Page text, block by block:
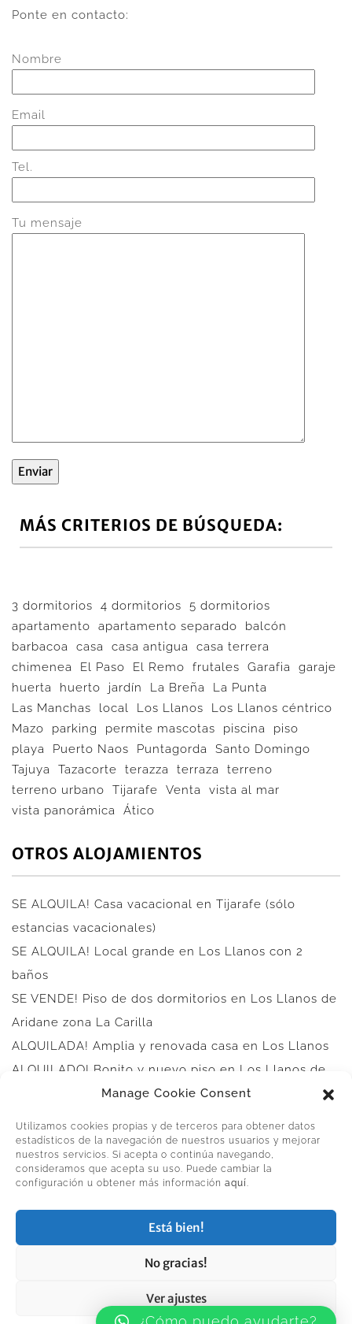
Manage Cookie Consent
Utilizamos cookies propias y de terceros para obtener datos
estadísticos de la navegación de nuestros usuarios y mejorar
nuestros servicios. Si acepta o continúa navegando,
consideramos que acepta su uso. Puede cambiar la
configuración u obtener más información aquí.
Está bien!
No gracias!
Ver ajustes
Ponte en contacto:
Nombre
Email
Tel.
Tu mensaje
MÁS CRITERIOS DE BÚSQUEDA:
3 dormitorios 4 dormitorios
5 dormitorios
apartamento
apartamento separado
balcón
barbacoa
casa casa antigua
casa terrera
chimenea
El Paso El Remo frutales Garafia
garaje
huerta
huerto jardín La Breña
La Punta
Las Manchas
local Los Llanos
Los Llanos céntrico
Mazo
parking permite mascotas piscina
piso
playa
Puerto Naos Puntagorda
Santo Domingo
Tajuya
Tazacorte terazza terraza
terreno
terreno urbano
Tijarafe Venta
vista al mar
vista panorámica
Ático
OTROS ALOJAMIENTOS
SE ALQUILA! Casa vacacional en Tijarafe (sólo
estancias vacacionales)
SE ALQUILA! Local grande en Los Llanos con 2
baños
SE VENDE! Piso de dos dormitorios en Los Llanos de
Aridane zona La Carilla
ALQUILADA! Amplia y renovada casa en Los Llanos
ALQUILADO! Bonito y nuevo piso en Los Llanos de
Cookie Policy (EU)
PALMACASA.CASA